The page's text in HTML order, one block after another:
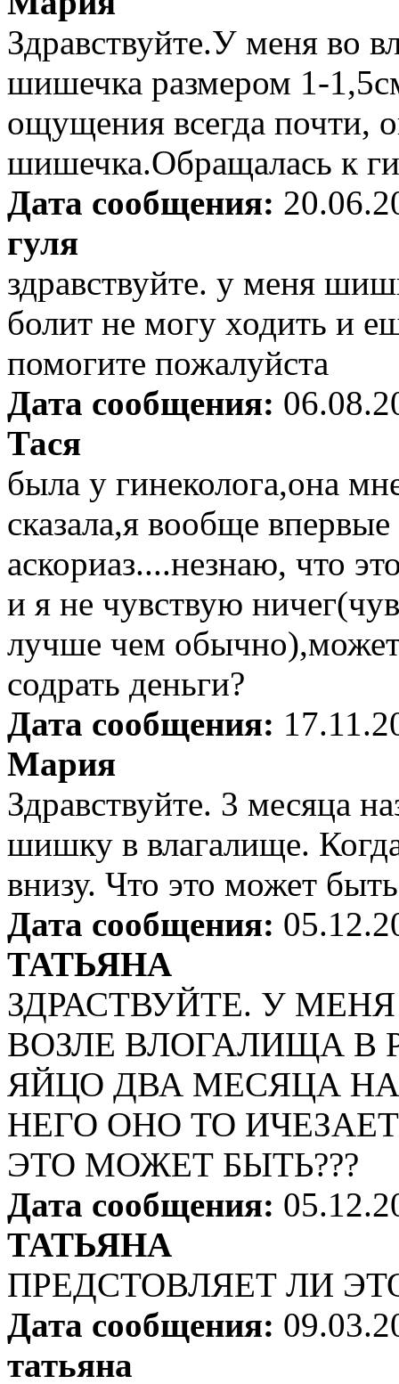
Здравствуйте.У меня во
шишечка размером 1-
ощущения всегда почти,
шишечка.Обращалась к
Дата сообщения:
гуля
здравствуйте. у меня
болит не могу ходить и
помогите пожалуйста
Дата сообщения:
Тася
была у гинеколога,она
сказала,я вообще
аскориаз....незнаю, что
и я не чувствую
лучше чем
содрать деньги?
Дата сообщения:
Мария
Здравствуйте. 3 месяца
шишку в влагалище.
внизу. Что это может
Дата сообщения:
ТАТЬЯНА
ЗДРАСТВУЙТЕ. У
ВОЗЛЕ ВЛОГАЛИЩА В
ЯЙЦО ДВА МЕСЯЦА
НЕГО ОНО ТО
ЭТО МОЖЕТ БЫТЬ???
Дата сообщения:
ТАТЬЯНА
ПРЕДСТОВЛЯЕТ ЛИ
Дата сообщения:
татьяна